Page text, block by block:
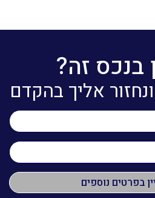
בנכס זה?
אליך בהקדם